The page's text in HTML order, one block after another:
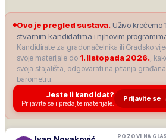
Ovo je pregled sustava. Uživo krećemo
stvarnim kandidatima i njihovim
Kandidirate za gradonačelnika ili Gradsko
svoje materijale do 1. listopada 2026.,
svoja stajališta, odgovarati na pitanja
barometru.
Jeste li kandidat?
Prijavite se i predajte materijale.
Prijavite se
POZOVI NA